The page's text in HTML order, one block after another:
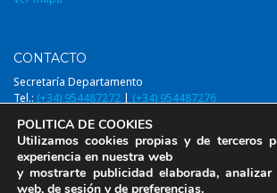
CONTACTO
Secretaría Departamento
Tel.: (+34) 954487272 | (+34) 954487276
POLITICA DE COOKIES
Utilizamos cookies propias y de terceros
experiencia en nuestra web
y mostrarte publicidad elaborada,
web, de sesión y de preferencias.